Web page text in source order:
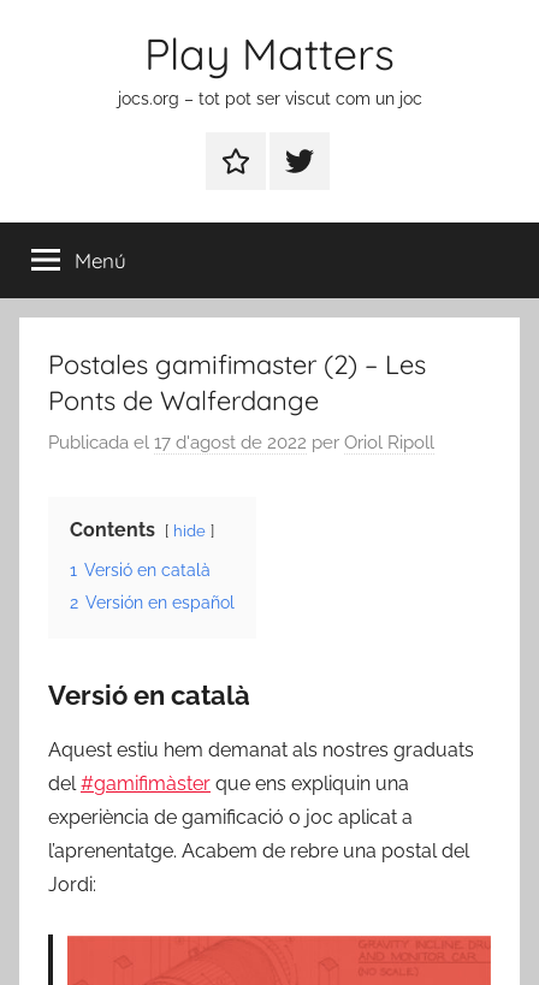
Play Matters
jocs.org – tot pot ser viscut com un joc
ContactarElement
menú
Menú
Postales gamifimaster (2) – Les
Ponts de Walferdange
Publicada el 17 d'agost de 2022 per Oriol Ripoll
Contents hide
1 Versió en català
2 Versión en español
Versió en català
Aquest estiu hem demanat als nostres graduats
del#gamifimàster que ens expliquin una
experiència de gamificació o joc aplicat a
l’aprenentatge. Acabem de rebre una postal del
Jordi: